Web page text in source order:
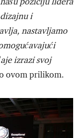
i
nastavljamo
izrazi svoj
ovom prilikom.